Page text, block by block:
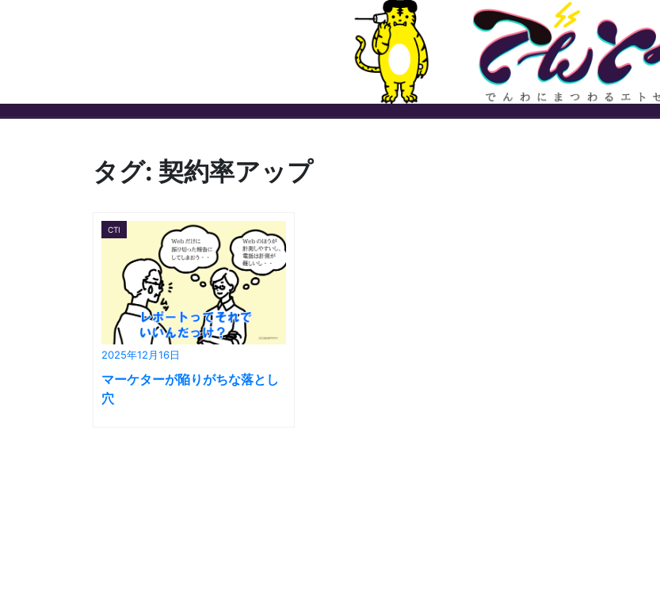
タグ: 契約率アップ
2025年12月16日
CTI
マーケターが陥りがちな落とし
穴